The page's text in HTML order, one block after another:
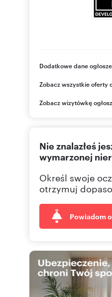
Dodatkowe dane
ul. Kwiatkowskiego 44A/1
podkarpackie
665 00
695 00
Zobacz wszystkie oferty
Zobacz wizytówkę
Nie znalazłeś
wymarzonej
Określ swoje
otrzymuj
Powiadom